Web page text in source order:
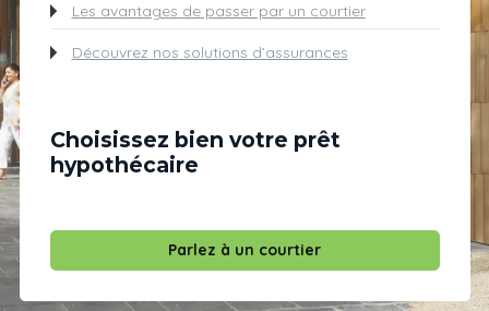
Les avantages de passer par un courtier
Découvrez nos solutions d’assurances
Choisissez bien votre prêt
hypothécaire
Parlez à un courtier